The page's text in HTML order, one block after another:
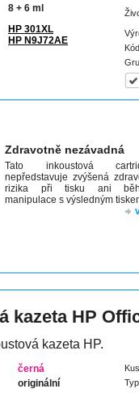
8 + 6 ml
HP 301XL
HP N9J72AE
Zdravotně nezávadná
Tato inkoustová
nepředstavuje zvýšená
rizika při tisku ani
manipulace s výsledným
kazeta HP
kazeta HP.
černá
originální